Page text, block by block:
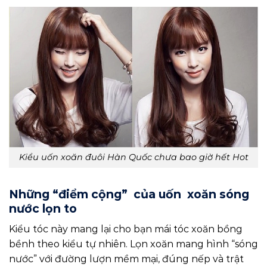
Kiểu uốn xoăn đuôi Hàn Quốc chưa bao giờ hết Hot
Những “điểm cộng” của uốn xoăn sóng
nước lọn to
Kiểu tóc này mang lại cho bạn mái tóc xoăn bồng
bềnh theo kiểu tự nhiên. Lọn xoăn mang hình “sóng
nước” với đường lượn mềm mại, đúng nếp và trật